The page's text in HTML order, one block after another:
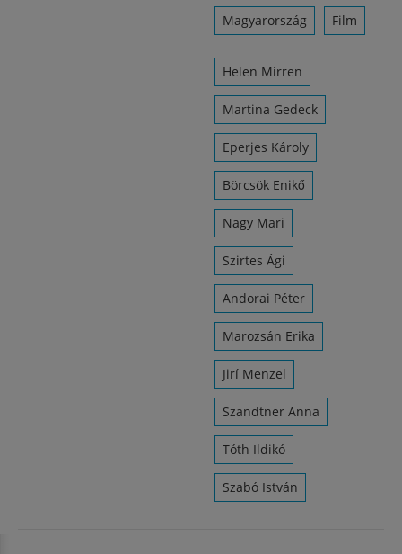
Magyarország Film
Helen Mirren
Martina Gedeck
Eperjes Károly
Börcsök Enikő
Nagy Mari
Szirtes Ági
Andorai Péter
Marozsán Erika
Jirí Menzel
Szandtner Anna
Tóth Ildikó
Szabó István